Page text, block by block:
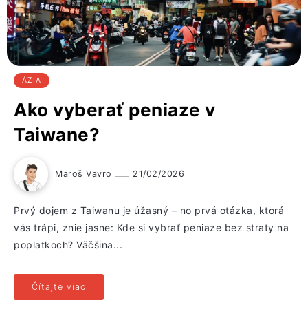
ÁZIA
Ako vyberať peniaze v
Taiwane?
Maroš Vavro 21/02/2026
Prvý dojem z Taiwanu je úžasný – no prvá otázka, ktorá
vás trápi, znie jasne: Kde si vybrať peniaze bez straty na
poplatkoch? Väčšina...
Čítajte viac